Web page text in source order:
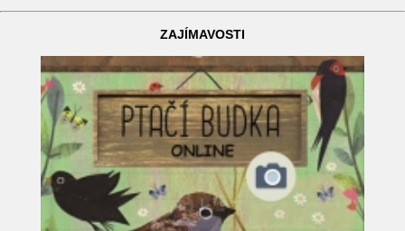
ZAJÍMAVOSTI